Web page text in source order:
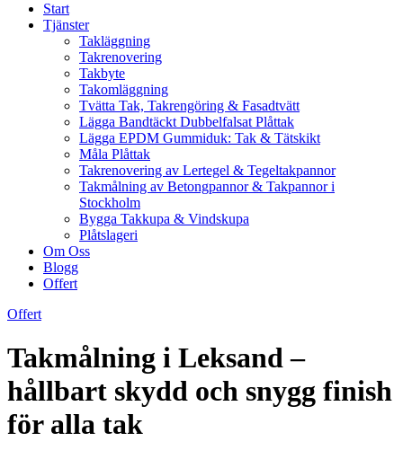
Start
Tjänster
Takläggning
Takrenovering
Takbyte
Takomläggning
Tvätta Tak, Takrengöring & Fasadtvätt
Lägga Bandtäckt Dubbelfalsat Plåttak
Lägga EPDM Gummiduk: Tak & Tätskikt
Måla Plåttak
Takrenovering av Lertegel & Tegeltakpannor
Takmålning av Betongpannor & Takpannor i
Stockholm
Bygga Takkupa & Vindskupa
Plåtslageri
Om Oss
Blogg
Offert
Offert
Takmålning i Leksand –
hållbart skydd och snygg finish
för alla tak